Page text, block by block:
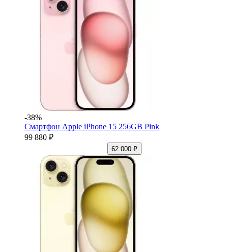
-38%
Смартфон Apple iPhone 15 256GB Pink
99 880 ₽
62 000 ₽